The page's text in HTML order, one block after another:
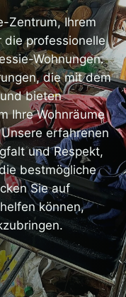
Zentrum, Ihrem
professionelle
Wohnungen.
die mit dem
bieten
Ihre Wohnräume
erfahrenen
und Respekt,
bestmögliche
Sie auf
können,